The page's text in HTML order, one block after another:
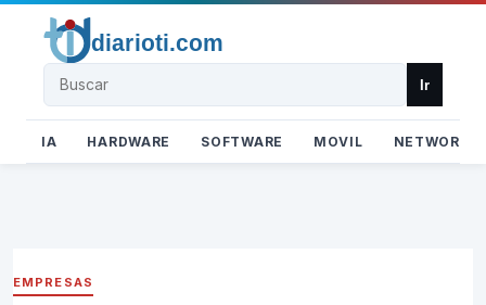
Buscar Ir
IA HARDWARE SOFTWARE MOVIL NETWORK
EMPRESAS